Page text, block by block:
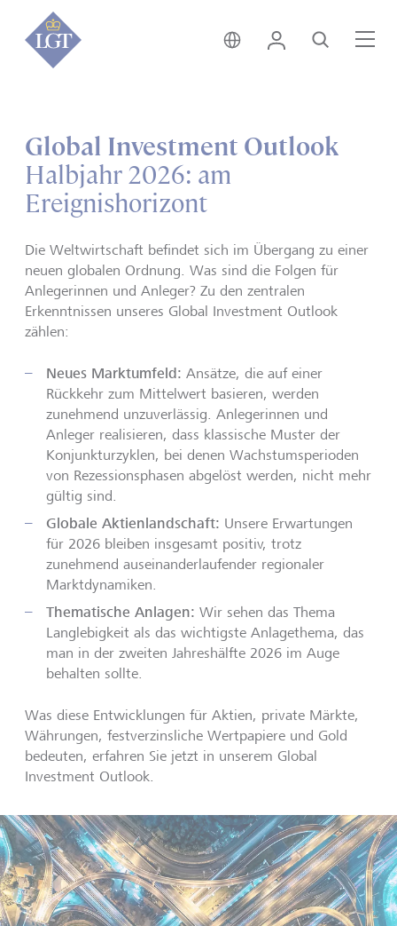
Global • Deutsch
Login Suche
Global Investment Outlook
Halbjahr 2026: am
Ereignishorizont
Die Weltwirtschaft befindet sich im Übergang zu einer
neuen globalen Ordnung. Was sind die Folgen für
Anlegerinnen und Anleger? Zu den zentralen
Erkenntnissen unseres Global Investment Outlook
zählen:
Neues Marktumfeld: Ansätze, die auf einer
Rückkehr zum Mittelwert basieren, werden
zunehmend unzuverlässig. Anlegerinnen und
Anleger realisieren, dass klassische Muster der
Konjunkturzyklen, bei denen Wachstumsperioden
von Rezessionsphasen abgelöst werden, nicht mehr
gültig sind.
Globale Aktienlandschaft: Unsere Erwartungen
für 2026 bleiben insgesamt positiv, trotz
zunehmend auseinanderlaufender regionaler
Marktdynamiken.
Thematische Anlagen: Wir sehen das Thema
Langlebigkeit als das wichtigste Anlagethema, das
man in der zweiten Jahreshälfte 2026 im Auge
behalten sollte.
Was diese Entwicklungen für Aktien, private Märkte,
Währungen, festverzinsliche Wertpapiere und Gold
bedeuten, erfahren Sie jetzt in unserem Global
Investment Outlook.